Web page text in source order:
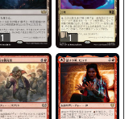
1 1